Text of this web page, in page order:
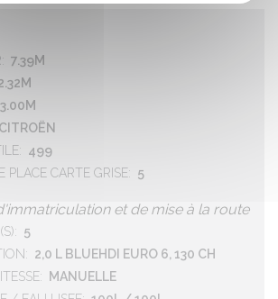
7.39M
3.00M
CITROËN
499
PLACE CARTE GRISE
5
et de mise à la route
5
2,0 L BLUEHDI EURO 6, 130 CH
MANUELLE